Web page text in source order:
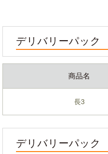
デリバリーパッ
商品名
長3
デリバリーパッ